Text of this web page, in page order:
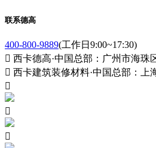
联系德高
400-800-9889(工作日9:00~17:30)
 西卡德高·中国总部：广州市海珠
 西卡建筑装修材料·中国总部：上


